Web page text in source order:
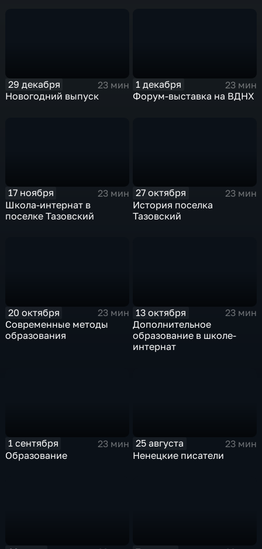
29 декабря
23 мин
Новогодний выпуск
1 декабря
23 мин
Форум-выставка на ВДНХ
17 ноября
23 мин
Школа-интернат в
поселке Тазовский
27 октября
23 мин
История поселка
Тазовский
20 октября
23 мин
Современные методы
образования
13 октября
23 мин
Дополнительное
образование в школе-
интернат
1 сентября
23 мин
Образование
25 августа
23 мин
Ненецкие писатели